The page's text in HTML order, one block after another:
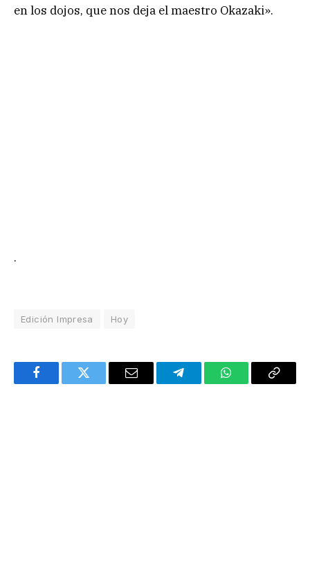
en los dojos, que nos deja el maestro Okazaki».
.
Edición Impresa Hoy
FacebookTwitter Email TelegramWhatsAppCopy